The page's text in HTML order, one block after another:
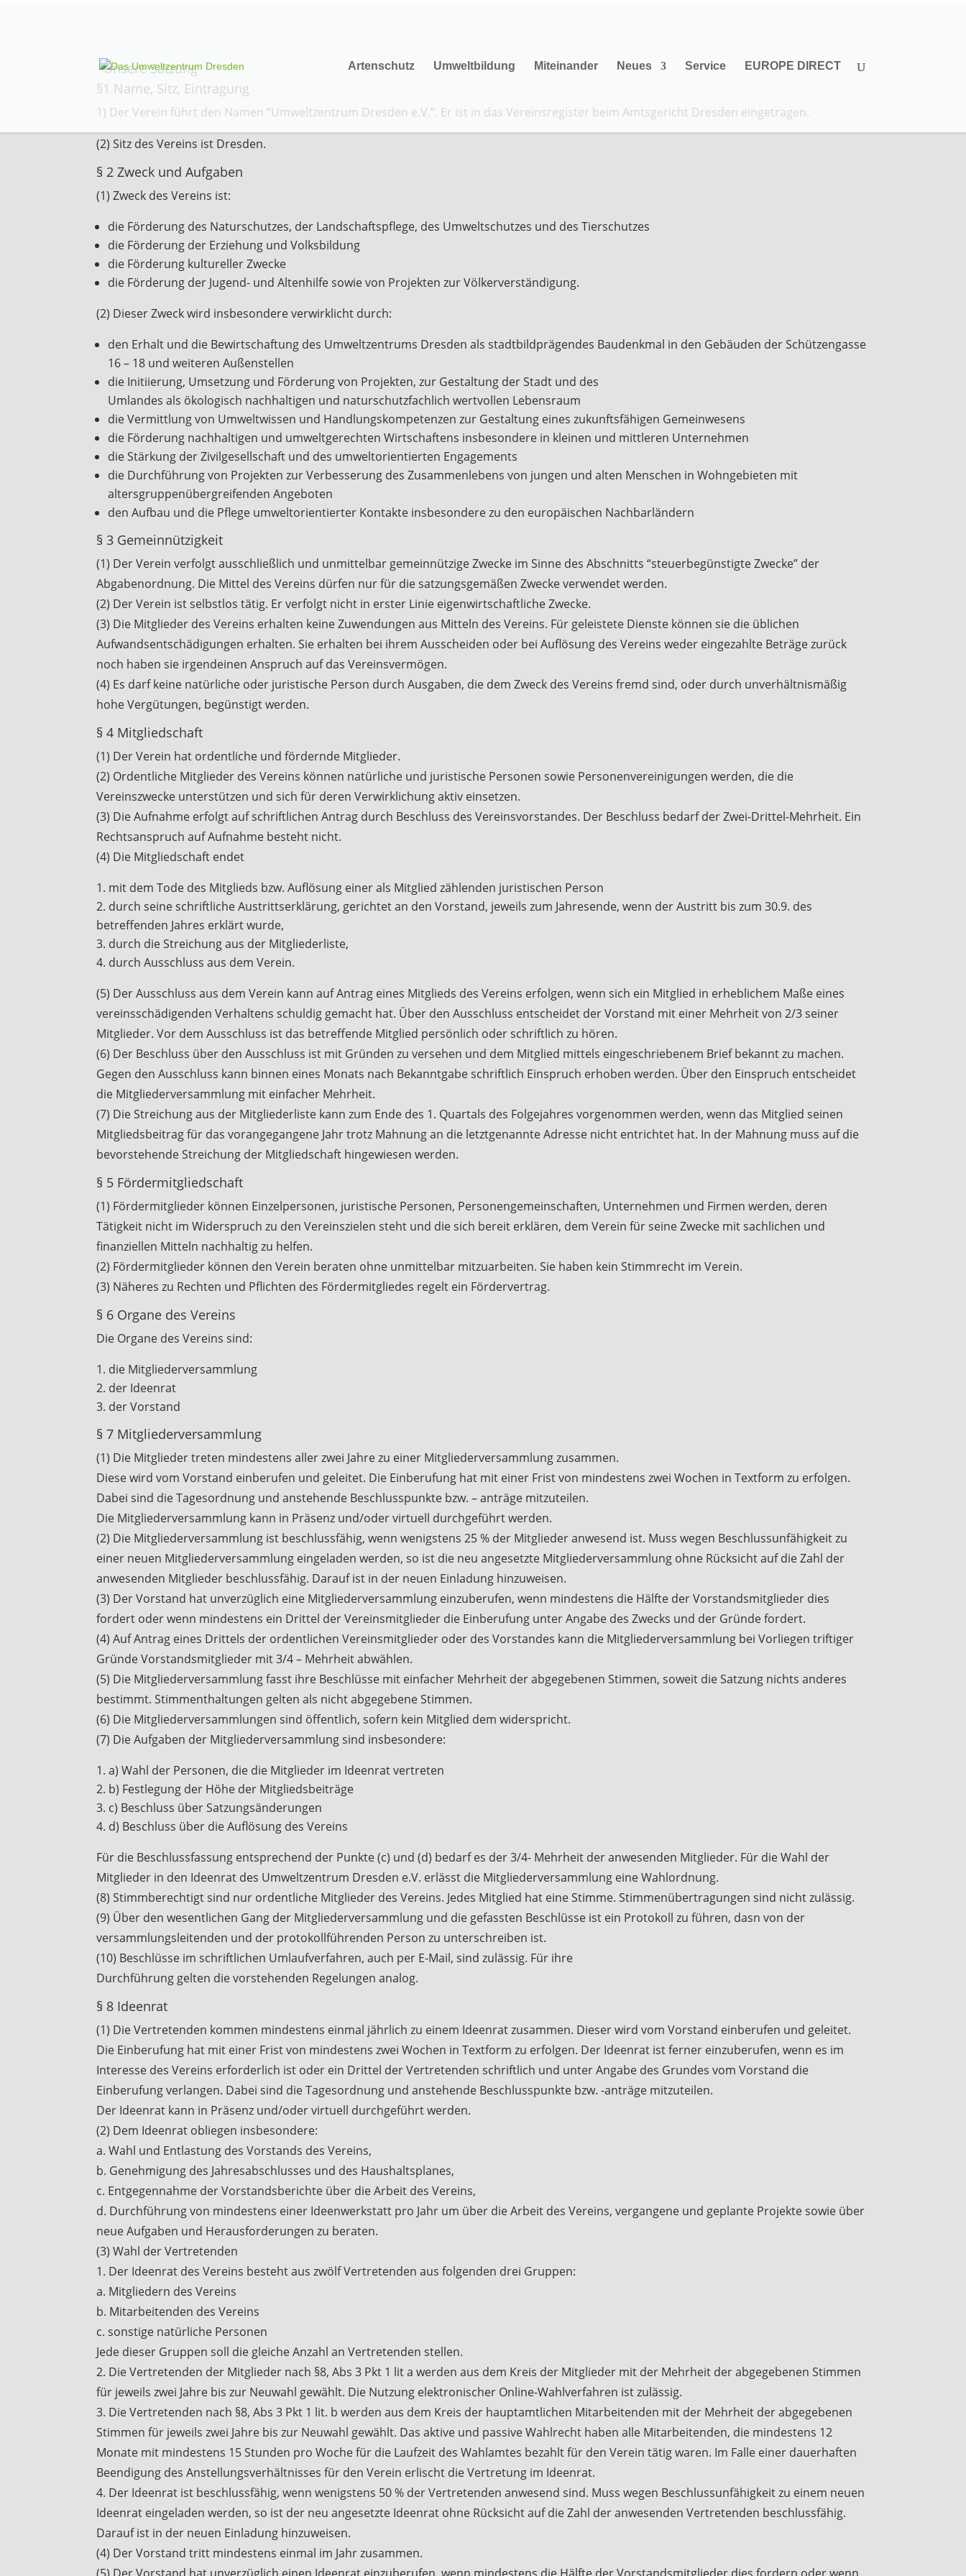
Artenschutz Umweltbildung Miteinander Neues Service EUROPE DIRECT
Unsere Satzung
§1 Name, Sitz, Eintragung
1) Der Verein führt den Namen “Umweltzentrum Dresden e.V.”. Er ist in das Vereinsregister beim Amtsgericht Dresden eingetragen.
(2) Sitz des Vereins ist Dresden.
§ 2 Zweck und Aufgaben
(1) Zweck des Vereins ist:
die Förderung des Naturschutzes, der Landschaftspflege, des Umweltschutzes und des Tierschutzes
die Förderung der Erziehung und Volksbildung
die Förderung kultureller Zwecke
die Förderung der Jugend- und Altenhilfe sowie von Projekten zur Völkerverständigung.
(2) Dieser Zweck wird insbesondere verwirklicht durch:
den Erhalt und die Bewirtschaftung des Umweltzentrums Dresden als stadtbildprägendes Baudenkmal in den Gebäuden der Schützengasse
16 – 18 und weiteren Außenstellen
die Initiierung, Umsetzung und Förderung von Projekten, zur Gestaltung der Stadt und des
Umlandes als ökologisch nachhaltigen und naturschutzfachlich wertvollen Lebensraum
die Vermittlung von Umweltwissen und Handlungskompetenzen zur Gestaltung eines zukunftsfähigen Gemeinwesens
die Förderung nachhaltigen und umweltgerechten Wirtschaftens insbesondere in kleinen und mittleren Unternehmen
die Stärkung der Zivilgesellschaft und des umweltorientierten Engagements
die Durchführung von Projekten zur Verbesserung des Zusammenlebens von jungen und alten Menschen in Wohngebieten mit
altersgruppenübergreifenden Angeboten
den Aufbau und die Pflege umweltorientierter Kontakte insbesondere zu den europäischen Nachbarländern
§ 3 Gemeinnützigkeit
(1) Der Verein verfolgt ausschließlich und unmittelbar gemeinnützige Zwecke im Sinne des Abschnitts “steuerbegünstigte Zwecke” der
Abgabenordnung. Die Mittel des Vereins dürfen nur für die satzungsgemäßen Zwecke verwendet werden.
(2) Der Verein ist selbstlos tätig. Er verfolgt nicht in erster Linie eigenwirtschaftliche Zwecke.
(3) Die Mitglieder des Vereins erhalten keine Zuwendungen aus Mitteln des Vereins. Für geleistete Dienste können sie die üblichen
Aufwandsentschädigungen erhalten. Sie erhalten bei ihrem Ausscheiden oder bei Auflösung des Vereins weder eingezahlte Beträge zurück
noch haben sie irgendeinen Anspruch auf das Vereinsvermögen.
(4) Es darf keine natürliche oder juristische Person durch Ausgaben, die dem Zweck des Vereins fremd sind, oder durch unverhältnismäßig
hohe Vergütungen, begünstigt werden.
§ 4 Mitgliedschaft
(1) Der Verein hat ordentliche und fördernde Mitglieder.
(2) Ordentliche Mitglieder des Vereins können natürliche und juristische Personen sowie Personenvereinigungen werden, die die
Vereinszwecke unterstützen und sich für deren Verwirklichung aktiv einsetzen.
(3) Die Aufnahme erfolgt auf schriftlichen Antrag durch Beschluss des Vereinsvorstandes. Der Beschluss bedarf der Zwei-Drittel-Mehrheit. Ein
Rechtsanspruch auf Aufnahme besteht nicht.
(4) Die Mitgliedschaft endet
mit dem Tode des Mitglieds bzw. Auflösung einer als Mitglied zählenden juristischen Person
durch seine schriftliche Austrittserklärung, gerichtet an den Vorstand, jeweils zum Jahresende, wenn der Austritt bis zum 30.9. des
betreffenden Jahres erklärt wurde,
durch die Streichung aus der Mitgliederliste,
durch Ausschluss aus dem Verein.
(5) Der Ausschluss aus dem Verein kann auf Antrag eines Mitglieds des Vereins erfolgen, wenn sich ein Mitglied in erheblichem Maße eines
vereinsschädigenden Verhaltens schuldig gemacht hat. Über den Ausschluss entscheidet der Vorstand mit einer Mehrheit von 2/3 seiner
Mitglieder. Vor dem Ausschluss ist das betreffende Mitglied persönlich oder schriftlich zu hören.
(6) Der Beschluss über den Ausschluss ist mit Gründen zu versehen und dem Mitglied mittels eingeschriebenem Brief bekannt zu machen.
Gegen den Ausschluss kann binnen eines Monats nach Bekanntgabe schriftlich Einspruch erhoben werden. Über den Einspruch entscheidet
die Mitgliederversammlung mit einfacher Mehrheit.
(7) Die Streichung aus der Mitgliederliste kann zum Ende des 1. Quartals des Folgejahres vorgenommen werden, wenn das Mitglied seinen
Mitgliedsbeitrag für das vorangegangene Jahr trotz Mahnung an die letztgenannte Adresse nicht entrichtet hat. In der Mahnung muss auf die
bevorstehende Streichung der Mitgliedschaft hingewiesen werden.
§ 5 Fördermitgliedschaft
(1) Fördermitglieder können Einzelpersonen, juristische Personen, Personengemeinschaften, Unternehmen und Firmen werden, deren
Tätigkeit nicht im Widerspruch zu den Vereinszielen steht und die sich bereit erklären, dem Verein für seine Zwecke mit sachlichen und
finanziellen Mitteln nachhaltig zu helfen.
(2) Fördermitglieder können den Verein beraten ohne unmittelbar mitzuarbeiten. Sie haben kein Stimmrecht im Verein.
(3) Näheres zu Rechten und Pflichten des Fördermitgliedes regelt ein Fördervertrag.
§ 6 Organe des Vereins
Die Organe des Vereins sind:
die Mitgliederversammlung
der Ideenrat
der Vorstand
§ 7 Mitgliederversammlung
(1) Die Mitglieder treten mindestens aller zwei Jahre zu einer Mitgliederversammlung zusammen.
Diese wird vom Vorstand einberufen und geleitet. Die Einberufung hat mit einer Frist von mindestens zwei Wochen in Textform zu erfolgen.
Dabei sind die Tagesordnung und anstehende Beschlusspunkte bzw. – anträge mitzuteilen.
Die Mitgliederversammlung kann in Präsenz und/oder virtuell durchgeführt werden.
(2) Die Mitgliederversammlung ist beschlussfähig, wenn wenigstens 25 % der Mitglieder anwesend ist. Muss wegen Beschlussunfähigkeit zu
einer neuen Mitgliederversammlung eingeladen werden, so ist die neu angesetzte Mitgliederversammlung ohne Rücksicht auf die Zahl der
anwesenden Mitglieder beschlussfähig. Darauf ist in der neuen Einladung hinzuweisen.
(3) Der Vorstand hat unverzüglich eine Mitgliederversammlung einzuberufen, wenn mindestens die Hälfte der Vorstandsmitglieder dies
fordert oder wenn mindestens ein Drittel der Vereinsmitglieder die Einberufung unter Angabe des Zwecks und der Gründe fordert.
(4) Auf Antrag eines Drittels der ordentlichen Vereinsmitglieder oder des Vorstandes kann die Mitgliederversammlung bei Vorliegen triftiger
Gründe Vorstandsmitglieder mit 3/4 – Mehrheit abwählen.
(5) Die Mitgliederversammlung fasst ihre Beschlüsse mit einfacher Mehrheit der abgegebenen Stimmen, soweit die Satzung nichts anderes
bestimmt. Stimmenthaltungen gelten als nicht abgegebene Stimmen.
(6) Die Mitgliederversammlungen sind öffentlich, sofern kein Mitglied dem widerspricht.
(7) Die Aufgaben der Mitgliederversammlung sind insbesondere:
a) Wahl der Personen, die die Mitglieder im Ideenrat vertreten
b) Festlegung der Höhe der Mitgliedsbeiträge
c) Beschluss über Satzungsänderungen
d) Beschluss über die Auflösung des Vereins
Für die Beschlussfassung entsprechend der Punkte (c) und (d) bedarf es der 3/4- Mehrheit der anwesenden Mitglieder. Für die Wahl der
Mitglieder in den Ideenrat des Umweltzentrum Dresden e.V. erlässt die Mitgliederversammlung eine Wahlordnung.
(8) Stimmberechtigt sind nur ordentliche Mitglieder des Vereins. Jedes Mitglied hat eine Stimme. Stimmenübertragungen sind nicht zulässig.
(9) Über den wesentlichen Gang der Mitgliederversammlung und die gefassten Beschlüsse ist ein Protokoll zu führen, dasn von der
versammlungsleitenden und der protokollführenden Person zu unterschreiben ist.
(10) Beschlüsse im schriftlichen Umlaufverfahren, auch per E-Mail, sind zulässig. Für ihre
Durchführung gelten die vorstehenden Regelungen analog.
§ 8 Ideenrat
(1) Die Vertretenden kommen mindestens einmal jährlich zu einem Ideenrat zusammen. Dieser wird vom Vorstand einberufen und geleitet.
Die Einberufung hat mit einer Frist von mindestens zwei Wochen in Textform zu erfolgen. Der Ideenrat ist ferner einzuberufen, wenn es im
Interesse des Vereins erforderlich ist oder ein Drittel der Vertretenden schriftlich und unter Angabe des Grundes vom Vorstand die
Einberufung verlangen. Dabei sind die Tagesordnung und anstehende Beschlusspunkte bzw. -anträge mitzuteilen.
Der Ideenrat kann in Präsenz und/oder virtuell durchgeführt werden.
(2) Dem Ideenrat obliegen insbesondere:
a. Wahl und Entlastung des Vorstands des Vereins,
b. Genehmigung des Jahresabschlusses und des Haushaltsplanes,
c. Entgegennahme der Vorstandsberichte über die Arbeit des Vereins,
d. Durchführung von mindestens einer Ideenwerkstatt pro Jahr um über die Arbeit des Vereins, vergangene und geplante Projekte sowie über
neue Aufgaben und Herausforderungen zu beraten.
(3) Wahl der Vertretenden
1. Der Ideenrat des Vereins besteht aus zwölf Vertretenden aus folgenden drei Gruppen:
a. Mitgliedern des Vereins
b. Mitarbeitenden des Vereins
c. sonstige natürliche Personen
Jede dieser Gruppen soll die gleiche Anzahl an Vertretenden stellen.
2. Die Vertretenden der Mitglieder nach §8, Abs 3 Pkt 1 lit a werden aus dem Kreis der Mitglieder mit der Mehrheit der abgegebenen Stimmen
für jeweils zwei Jahre bis zur Neuwahl gewählt. Die Nutzung elektronischer Online-Wahlverfahren ist zulässig.
3. Die Vertretenden nach §8, Abs 3 Pkt 1 lit. b werden aus dem Kreis der hauptamtlichen Mitarbeitenden mit der Mehrheit der abgegebenen
Stimmen für jeweils zwei Jahre bis zur Neuwahl gewählt. Das aktive und passive Wahlrecht haben alle Mitarbeitenden, die mindestens 12
Monate mit mindestens 15 Stunden pro Woche für die Laufzeit des Wahlamtes bezahlt für den Verein tätig waren. Im Falle einer dauerhaften
Beendigung des Anstellungsverhältnisses für den Verein erlischt die Vertretung im Ideenrat.
4. Der Ideenrat ist beschlussfähig, wenn wenigstens 50 % der Vertretenden anwesend sind. Muss wegen Beschlussunfähigkeit zu einem neuen
Ideenrat eingeladen werden, so ist der neu angesetzte Ideenrat ohne Rücksicht auf die Zahl der anwesenden Vertretenden beschlussfähig.
Darauf ist in der neuen Einladung hinzuweisen.
(4) Der Vorstand tritt mindestens einmal im Jahr zusammen.